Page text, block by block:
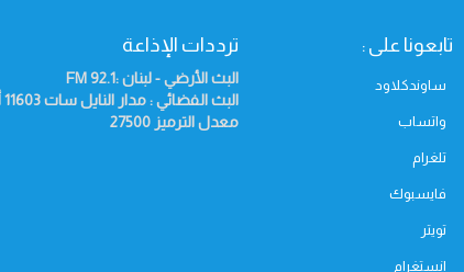
تابعونا على :
ساوندكلاود
واتساب
تلغرام
فايسبوك
تويتر
انستغرام
ترددات الإذاعة
البث الأرضي - لبنان :92.1
FM
البث الفضائي : مدار النايل سات 11603 أفقي /
معدل الترميز 27500